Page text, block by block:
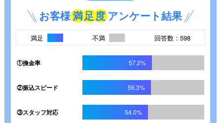
お客様満足度 アンケート結果
満足 不満 回答数：598
①換金率 57.2%
②振込スピード 56.3%
③スタッフ対応 54.0%